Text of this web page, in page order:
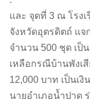
และ จุดที่ 3 ณ โรง
จังหวัดอุตรดิตถ์ แ
จำนวน 500 ชุด เป็
เหลือกรณีบ้านพังเ
12,000 บาท เป็นเ
นายอำเภอน้ำปาด